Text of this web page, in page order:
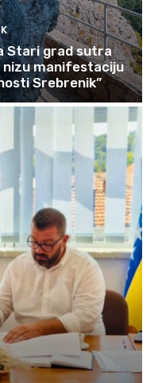
Stari grad sutra
nizu manifestaciju
Srebrenik”